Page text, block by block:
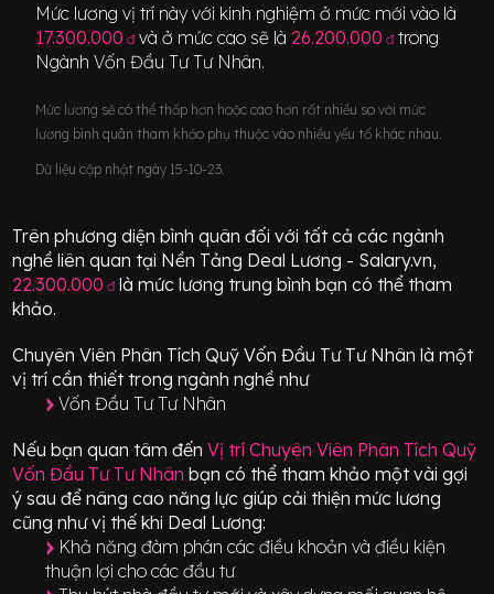
Mức lương vị trí này với kinh nghiệm ở mức mới vào là
17.300.000 đ và ở mức cao sẽ là 26.200.000 đ trong
NgànhVốn Đầu Tư Tư Nhân.
Mức lương sẽ có thể thấp hơn hoặc cao hơn rất nhiều so với mức
lương bình quân tham khảo phụ thuộc vào nhiều yếu tố khác nhau.
Dữ liệu cập nhật ngày 15-10-23.
Trên phương diện bình quân đối với tất cả các ngành
nghề liên quan tại Nền Tảng Deal Lương - Salary.vn,
22.300.000 đlà mức lương trung bình bạn có thể tham
khảo.
Chuyên Viên Phân Tích Quỹ Vốn Đầu Tư Tư Nhân là một
vị trícần thiết trong ngành nghề như
Vốn Đầu Tư Tư Nhân
Nếu bạn quan tâm đến Vị tríChuyên Viên Phân Tích Quỹ
Vốn Đầu Tư Tư Nhân bạn có thể tham khảo một vài gợi
ý sau để nâng cao năng lực giúp cải thiện mức lương
cũng như vị thế khi Deal Lương:
Khả năng đàm phán các điều khoản và điều kiện
thuận lợi cho các đầu tư